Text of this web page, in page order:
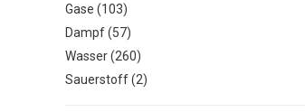
Gase (103)
Dampf (57)
Wasser (260)
Sauerstoff (2)